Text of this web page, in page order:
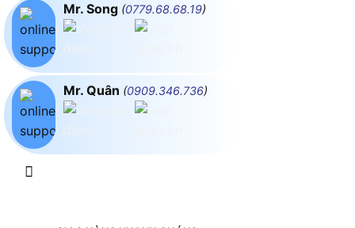
Mr. Song (0779.68.68.19)
Mr. Quân (0909.346.736)